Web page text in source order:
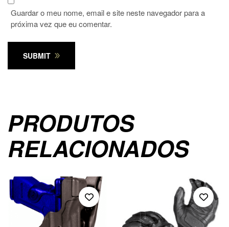
Guardar o meu nome, email e site neste navegador para a
próxima vez que eu comentar.
SUBMIT
PRODUTOS
RELACIONADOS